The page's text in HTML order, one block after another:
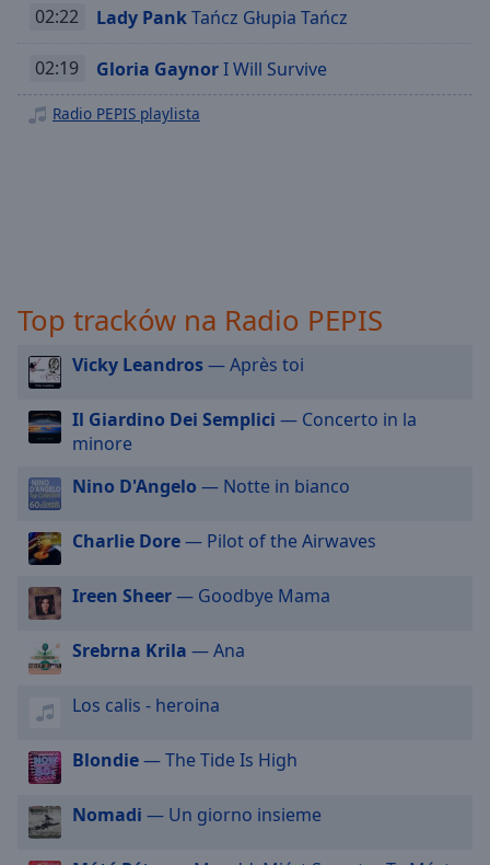
off,
settings
dialog
subtitles
off
selected
Picture-
in-
Picture
This
modal
dialog
window.
Escape
02:22 Lady PankTańcz Głupia Tańcz
02:19 Gloria GaynorI Will Survive
Radio PEPIS playlista
Top tracków na Radio PEPIS
Vicky Leandros— Après toi
Il Giardino Dei Semplici — Concerto in la
minore
Nino D'Angelo — Notte in bianco
Charlie Dore— Pilot of the Airwaves
Ireen Sheer— Goodbye Mama
Srebrna Krila — Ana
Los calis - heroina
Blondie— The Tide Is High
Nomadi — Un giorno insieme